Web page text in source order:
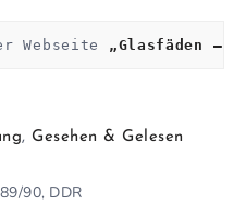
„Glasfäden –
, Gesehen & Gelesen
89/90, DDR